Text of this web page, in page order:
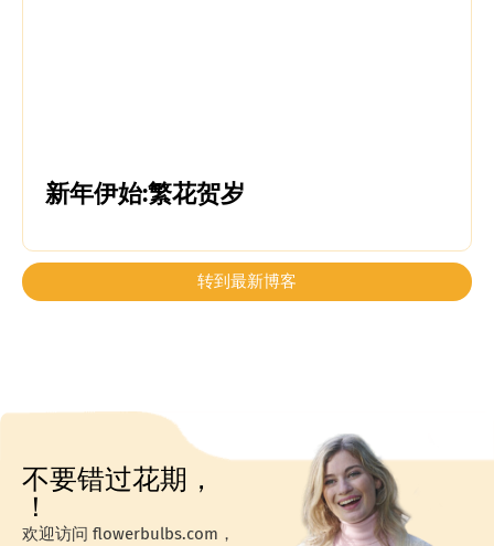
新年伊始:繁花贺岁
转到最新博客
不要错过花期，
！
欢迎访问 flowerbulbs.com，